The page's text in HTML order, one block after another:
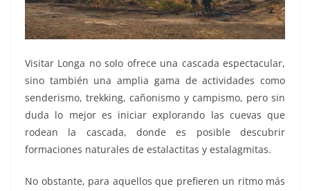
Visitar Longa no solo ofrece una cascada espectacular,
sino también una amplia gama de actividades como
senderismo, trekking, cañonismo y campismo, pero sin
duda lo mejor es iniciar explorando las cuevas que
rodean la cascada, donde es posible descubrir
formaciones naturales de estalactitas y estalagmitas.
No obstante, para aquellos que prefieren un ritmo más